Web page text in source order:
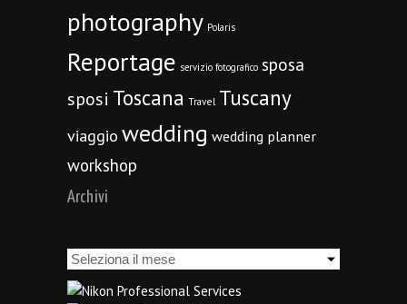
photography Polaris
Reportage servizio fotografico sposa
sposi Toscana Travel Tuscany
viaggio wedding wedding planner
workshop
Archivi
Archivi